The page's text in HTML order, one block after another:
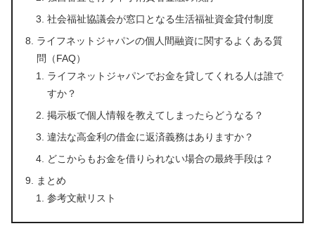
社会福祉協議会が窓口となる生活福祉資金貸付制度
ライフネットジャパンの個人間融資に関するよくある質
問（FAQ）
ライフネットジャパンでお金を貸してくれる人は誰で
すか？
掲示板で個人情報を教えてしまったらどうなる？
違法な高金利の借金に返済義務はありますか？
どこからもお金を借りられない場合の最終手段は？
まとめ
参考文献リスト